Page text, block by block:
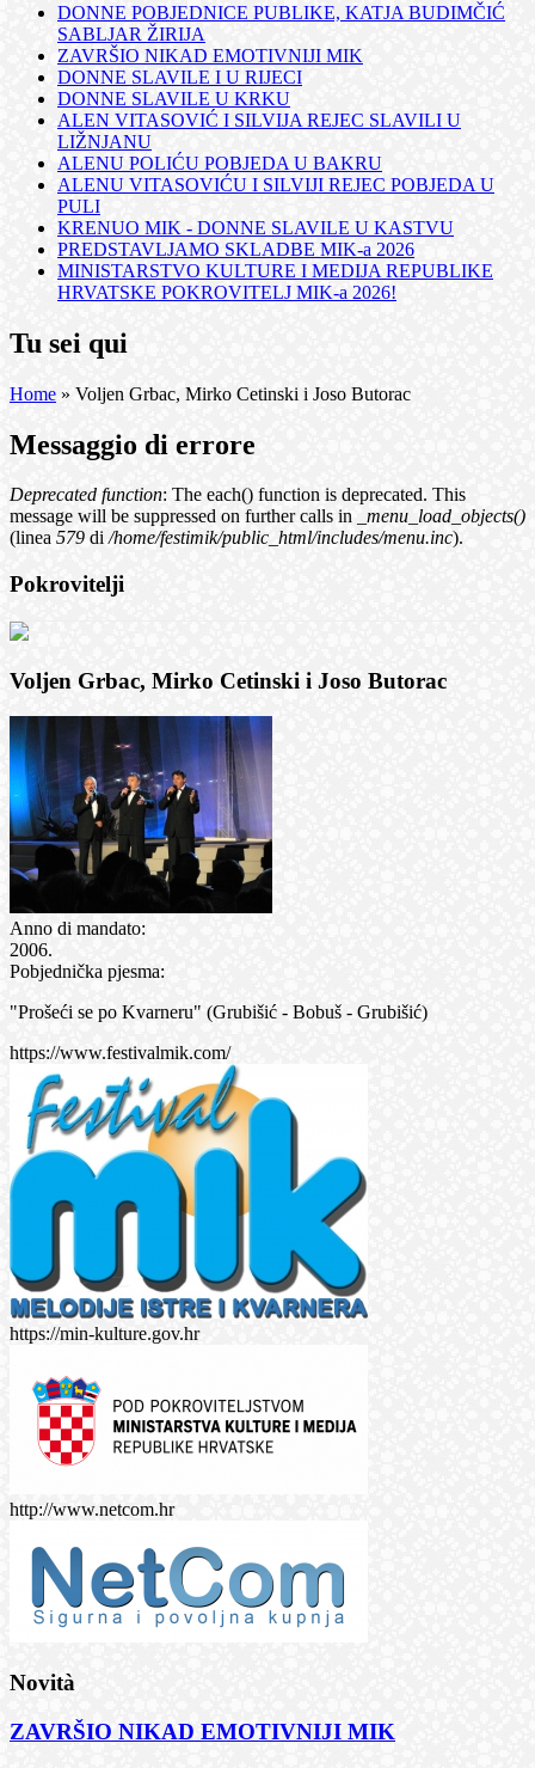
DONNE POBJEDNICE PUBLIKE, KATJA BUDIMČIĆ
SABLJAR ŽIRIJA
ZAVRŠIO NIKAD EMOTIVNIJI MIK
DONNE SLAVILE I U RIJECI
DONNE SLAVILE U KRKU
ALEN VITASOVIĆ I SILVIJA REJEC SLAVILI U
LIŽNJANU
ALENU POLIĆU POBJEDA U BAKRU
ALENU VITASOVIĆU I SILVIJI REJEC POBJEDA U
PULI
KRENUO MIK - DONNE SLAVILE U KASTVU
PREDSTAVLJAMO SKLADBE MIK-a 2026
MINISTARSTVO KULTURE I MEDIJA REPUBLIKE
HRVATSKE POKROVITELJ MIK-a 2026!
Tu sei qui
Home » Voljen Grbac, Mirko Cetinski i Joso Butorac
Messaggio di errore
Deprecated function: The each() function is deprecated. This
message will be suppressed on further calls in
_menu_load_objects()
(linea 579 di/home/festimik/public_html/includes/menu.inc).
Pokrovitelji
Voljen Grbac, Mirko Cetinski i Joso Butorac
Anno di mandato:
2006.
Pobjednička pjesma:
"Prošeći se po Kvarneru" (Grubišić - Bobuš - Grubišić)
https://www.festivalmik.com/
https://min-kulture.gov.hr
http://www.netcom.hr
Novità
ZAVRŠIO NIKAD EMOTIVNIJI MIK